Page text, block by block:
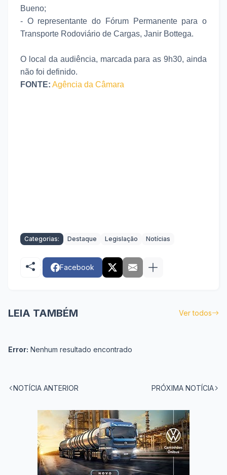
Bueno;
- O representante do Fórum Permanente para o
Transporte Rodoviário de Cargas, Janir Bottega.
O local da audiência, marcada para as 9h30, ainda
não foi definido.
FONTE: Agência da Câmara
Categorias: Destaque Legislação Notícias
Facebook
LEIA TAMBÉM Ver todos
Error: Nenhum resultado encontrado
NOTÍCIA ANTERIOR PRÓXIMA NOTÍCIA